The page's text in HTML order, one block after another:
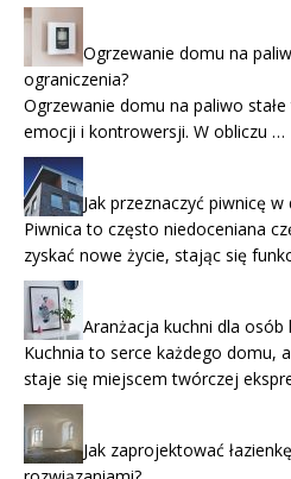
Ogrzewanie domu na
ograniczenia?
Ogrzewanie domu na paliwo
emocji i kontrowersji. W obliczu …
Jak przeznaczyć piwnicę w
Piwnica to często niedoceniana
zyskać nowe życie, stając się
Aranżacja kuchni dla
Kuchnia to serce każdego domu,
staje się miejscem twórczej
Jak zaprojektować